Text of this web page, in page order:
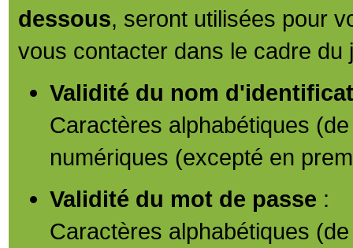
dessous, seront utilisées pour
vous contacter dans le cadre du
Validité du nom
Caractères alphabétiques
numériques (excepté en
Validité du mot de passe :
Caractères alphabétiques